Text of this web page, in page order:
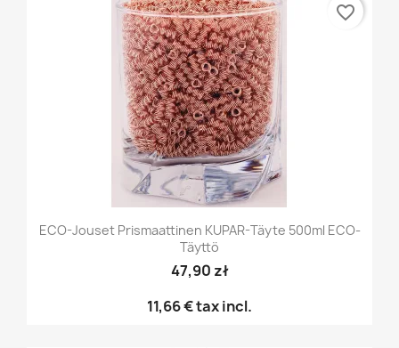
ECO-Jouset Prismaattinen KUPAR-Täyte 500ml ECO-
Täyttö
47,90 zł
11,66 €tax incl.
favorite_border